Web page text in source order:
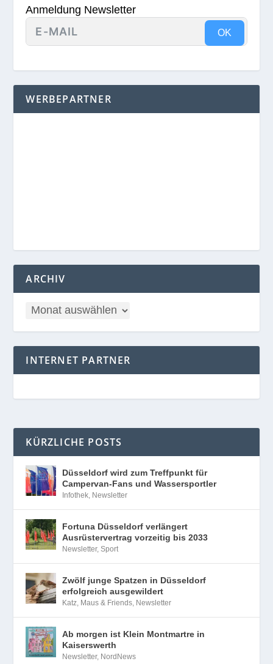
Anmeldung Newsletter
OK
WERBEPARTNER
ARCHIV
INTERNET PARTNER
KÜRZLICHE POSTS
Düsseldorf wird zum Treffpunkt für
Campervan-Fans und Wassersportler
Infothek Newsletter
Fortuna Düsseldorf verlängert
Ausrüstervertrag vorzeitig bis 2033
Newsletter,Sport
Zwölf junge Spatzen in Düsseldorf
erfolgreich ausgewildert
Katz, Maus & Friends Newsletter
Ab morgen ist Klein Montmartre in
Kaiserswerth
Newsletter, NordNews